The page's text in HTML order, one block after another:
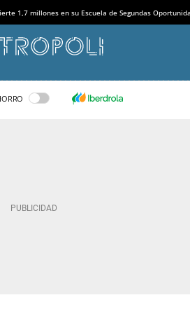
1,7 millones en su Escuela de Segundas